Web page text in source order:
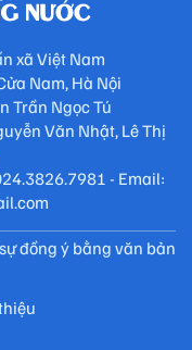
xã Việt Nam
Nam, Hà Nội
Trần Ngọc Tú
Văn Nhật, Lê Thị
- Email:
đồng ý bằng văn bản